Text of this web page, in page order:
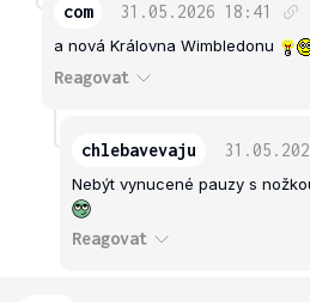
com 31.05.2026 18:41
a nová Královna Wimbledonu
Reagovat
chlebavevaju
Nebýt vynucené pauzy s
Reagovat